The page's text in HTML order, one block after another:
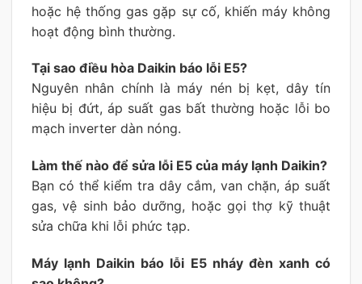
hoặc hệ thống gas gặp sự cố, khiến máy không
hoạt động bình thường.
Tại sao điều hòa Daikin báo lỗi E5?
Nguyên nhân chính là máy nén bị kẹt, dây tín
hiệu bị đứt, áp suất gas bất thường hoặc lỗi bo
mạch inverter dàn nóng.
Làm thế nào để sửa lỗi E5 của máy lạnh Daikin?
Bạn có thể kiểm tra dây cắm, van chặn, áp suất
gas, vệ sinh bảo dưỡng, hoặc gọi thợ kỹ thuật
sửa chữa khi lỗi phức tạp.
Máy lạnh Daikin báo lỗi E5 nháy đèn xanh có